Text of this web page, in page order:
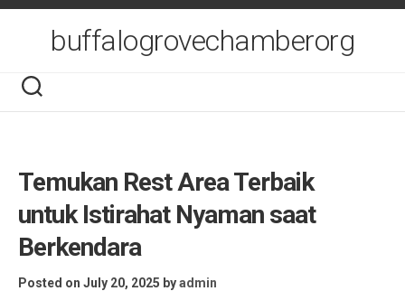
Skip
buffalogrovechamberorg
Temukan Rest Area Terbaik
untuk Istirahat Nyaman saat
Berkendara
Posted on July 20, 2025 byadmin